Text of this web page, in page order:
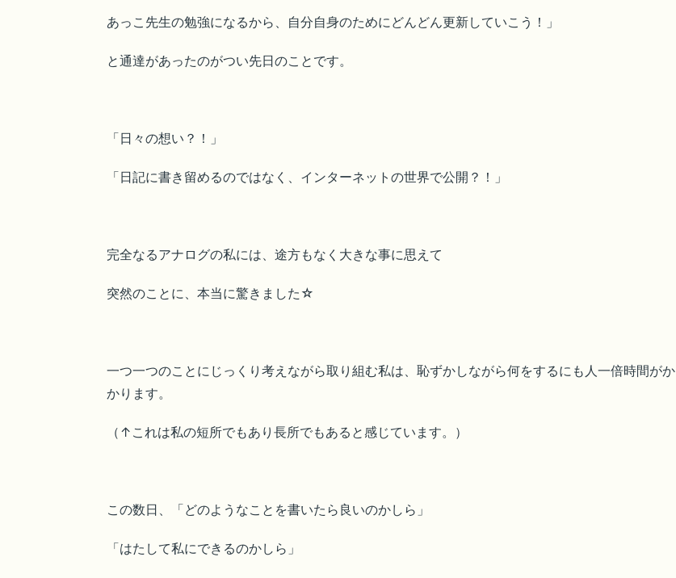
あっこ先生の勉強になるから、自分自身のためにどんどん更新していこう！」
と通達があったのがつい先日のことです。
「日々の想い？！」
「日記に書き留めるのではなく、インターネットの世界で公開？！」
完全なるアナログの私には、途方もなく大きな事に思えて
突然のことに、本当に驚きました☆
一つ一つのことにじっくり考えながら取り組む私は、恥ずかしながら何をするにも人一倍時間がか
かります。
（↑これは私の短所でもあり長所でもあると感じています。）
この数日、「どのようなことを書いたら良いのかしら」
「はたして私にできるのかしら」